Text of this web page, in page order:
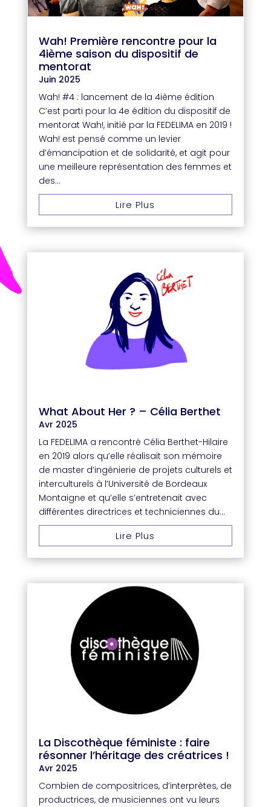
Wah! Première rencontre pour la
4ième saison du dispositif de
mentorat
Juin 2025
Wah! #4 : lancement de la 4ième édition
C’est parti pour la 4e édition du dispositif de
mentorat Wah!, initié par la FEDELIMA en 2019 !
Wah! est pensé comme un levier
d’émancipation et de solidarité, et agit pour
une meilleure représentation des femmes et
des...
Lire Plus
What About Her ? – Célia Berthet
Avr 2025
La FEDELIMA a rencontré Célia Berthet-Hilaire
en 2019 alors qu’elle réalisait son mémoire
de master d’ingénierie de projets culturels et
interculturels à l’Université de Bordeaux
Montaigne et qu’elle s’entretenait avec
différentes directrices et techniciennes du...
Lire Plus
La Discothèque féministe : faire
résonner l’héritage des créatrices !
Avr 2025
Combien de compositrices, d’interprètes, de
productrices, de musiciennes ont vu leurs